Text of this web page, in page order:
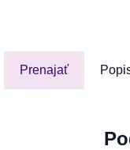
Prenajať